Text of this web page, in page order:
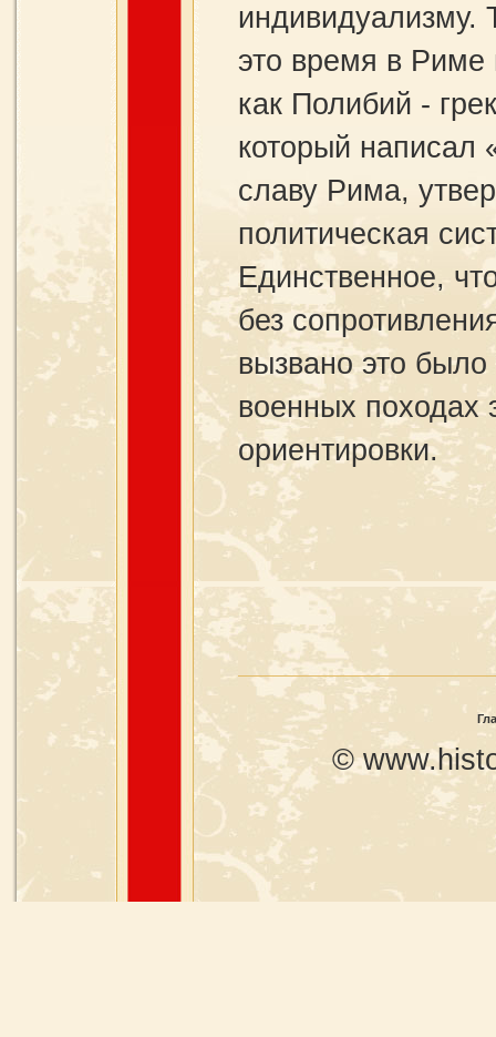
индивидуализму.
это время в Риме
как Полибий -
который написал
славу Рима,
политическая
Единственное,
без
вызвано это
военных походах
ориентировки.
©